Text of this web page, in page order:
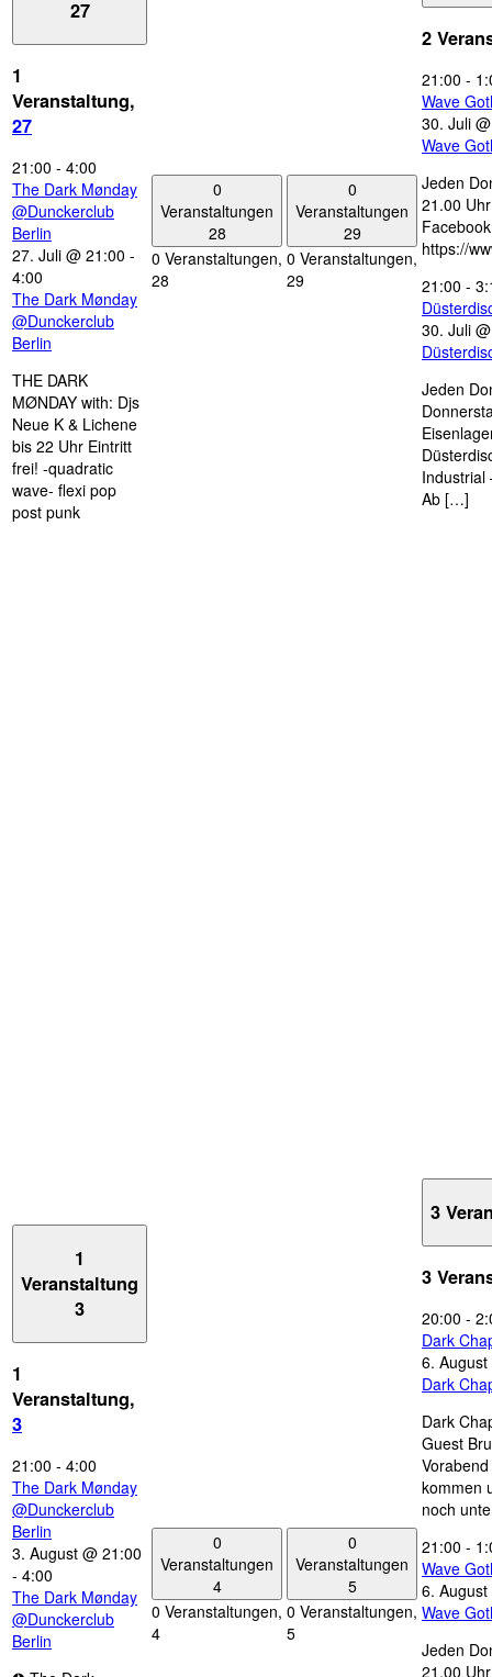
27
1
Veranstaltung,
27
21:00 - 4:00
The Dark Mønday
@Dunckerclub
Berlin
27. Juli @ 21:00 -
4:00
The Dark Mønday
@Dunckerclub
Berlin
THE DARK
MØNDAY with: Djs
Neue K & Lichene
bis 22 Uhr Eintritt
frei! -quadratic
wave- flexi pop
post punk
0
Veranstaltungen
28
0 Veranstaltungen,
28
0
Veranstaltungen
29
0 Veranstaltungen,
29
2
21:00 -
Wave
30. Juli
Wave
Jeden
21.00
https://
21:00 -
30. Juli
Jeden
Industrial
Ab […]
1
Veranstaltung
3
1
Veranstaltung,
3
21:00 - 4:00
The Dark Mønday
@Dunckerclub
Berlin
3. August @ 21:00
- 4:00
The Dark Mønday
@Dunckerclub
Berlin
0
Veranstaltungen
4
0 Veranstaltungen,
4
0
Veranstaltungen
5
0 Veranstaltungen,
5
3
3
20:00 -
Dark
6.
Dark
Dark
Guest
kommen
noch
21:00 -
Wave
6.
Wave
Jeden
21.00